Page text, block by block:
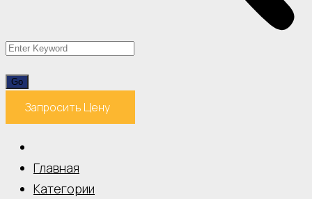
Запросить Цену
Главная
Категории